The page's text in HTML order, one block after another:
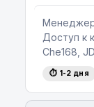
Менеджер
Доступ к
Che168,
⏱ 1-2 дня